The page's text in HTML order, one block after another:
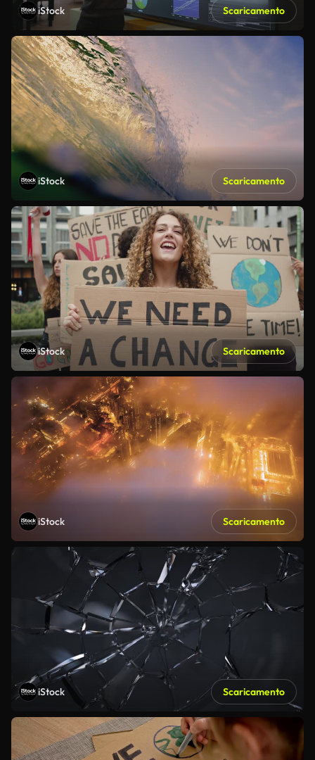
iStock Scaricamento
iStock Scaricamento
iStock Scaricamento
iStock Scaricamento
iStock Scaricamento